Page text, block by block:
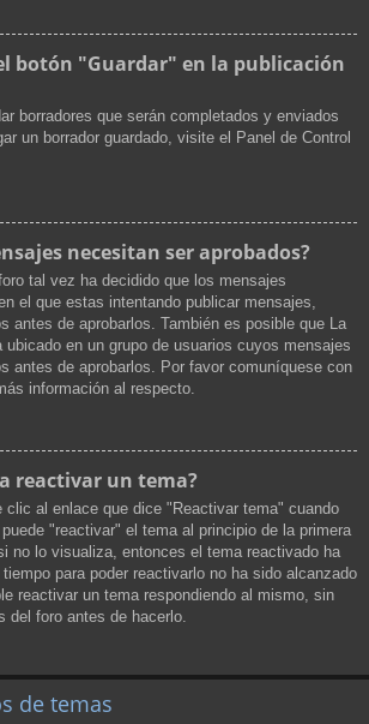
botón "Guardar" en la publicación
borradores que serán completados y enviados
un borrador guardado, visite el Panel de Control
necesitan ser aprobados?
tal vez ha decidido que los mensajes
el que estas intentando publicar mensajes,
antes de aprobarlos. También es posible que La
en un grupo de usuarios cuyos mensajes
antes de aprobarlos. Por favor comuníquese con
información al respecto.
reactivar un tema?
clic al enlace que dice "Reactivar tema" cuando
"reactivar" el tema al principio de la primera
no lo visualiza, entonces el tema reactivado ha
para poder reactivarlo no ha sido alcanzado
reactivar un tema respondiendo al mismo, sin
del foro antes de hacerlo.
de temas